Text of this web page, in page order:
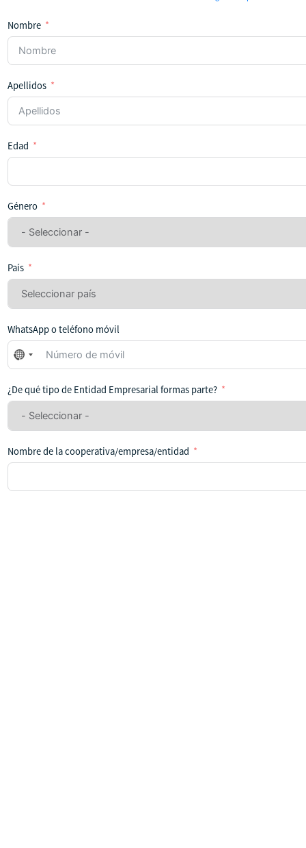
Nombre
Apellidos
Edad
Género
País
WhatsApp o teléfono móvil
No
se
seleccionado
ningún
¿De qué tipo de Entidad Empresarial formas parte?
Nombre de la cooperativa/empresa/entidad